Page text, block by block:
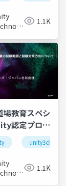
1.1K
unitydojo
場教育スペシ
認定プログ
の試験範囲
方法につい
unity3d
1.1K